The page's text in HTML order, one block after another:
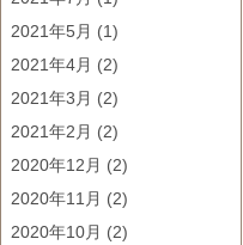
2021年5月 (1)
2021年4月 (2)
2021年3月 (2)
2021年2月 (2)
2020年12月 (2)
2020年11月 (2)
2020年10月 (2)